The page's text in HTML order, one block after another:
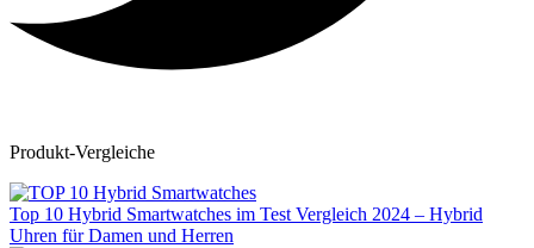
Produkt-Vergleiche
Top 10 Hybrid Smartwatches im Test Vergleich 2024 – Hybrid
Uhren für Damen und Herren